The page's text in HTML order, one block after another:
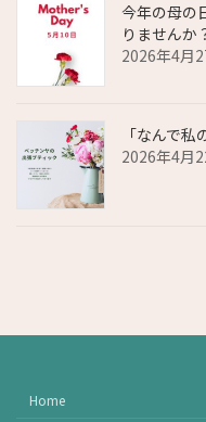
今年の母の
りませんか
2026年4月
「なんで私
2026年4月
Home